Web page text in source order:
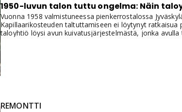
1950-luvun talon tuttu ongelma: Näin
Vuonna 1958 valmistuneessa pienkerrostalossa
Kapillaarikosteuden taltuttamiseen ei löytynyt ratkaisua
taloyhtiö löysi avun kuivatusjärjestelmästä, jonka
REMONTTI